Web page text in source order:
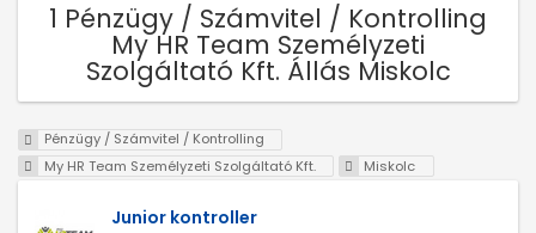
1 Pénzügy / Számvitel / Kontrolling
My HR Team Személyzeti
Szolgáltató Kft. Állás Miskolc
Pénzügy / Számvitel / Kontrolling
My HR Team Személyzeti Szolgáltató Kft.
Miskolc
Junior kontroller